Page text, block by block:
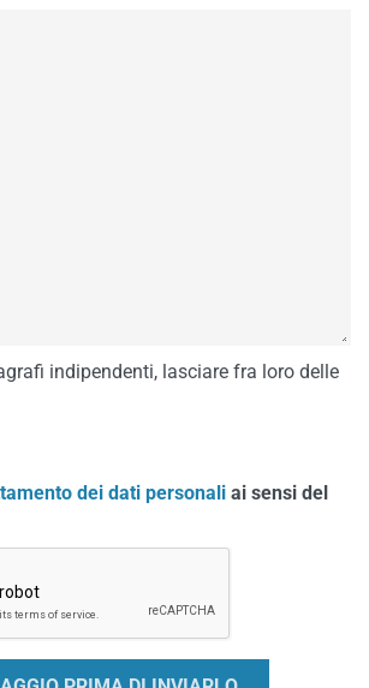
indipendenti, lasciare fra loro delle
dei dati personali ai sensi del